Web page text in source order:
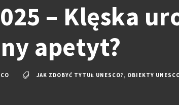
– Klęska
apetyt?
JAK ZDOBYĆ TYTUŁ UNESCO? , OBIEKTY